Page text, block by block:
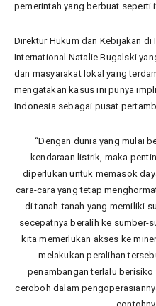
pemerintah yang berbuat seperti
Direktur Hukum dan Kebijakan di
International Natalie Bugalski
dan masyarakat lokal yang
mengatakan kasus ini punya
Indonesia sebagai pusat
“Dengan dunia yang mulai
kendaraan listrik, maka
diperlukan untuk memasok
cara-cara yang tetap
di tanah-tanah yang memiliki
secepatnya beralih ke sumber-
kita memerlukan akses ke
melakukan peralihan
penambangan terlalu
ceroboh dalam